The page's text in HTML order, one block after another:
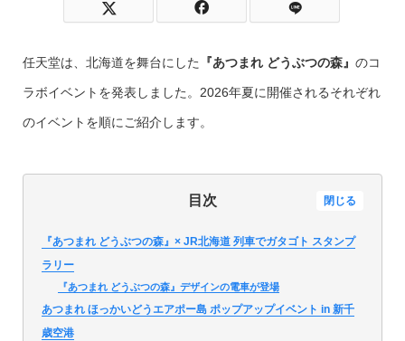
任天堂は、北海道を舞台にした 『あつまれ どうぶつの森』 のコ
ラボイベントを発表しました。2026年夏に開催されるそれぞれ
のイベントを順にご紹介します。
目次 閉じる
『あつまれ どうぶつの森』× JR北海道 列車でガタゴト スタンプ
ラリー
『あつまれ どうぶつの森』デザインの電車が登場
あつまれ ほっかいどうエアポー島 ポップアップイベント in 新千
歳空港